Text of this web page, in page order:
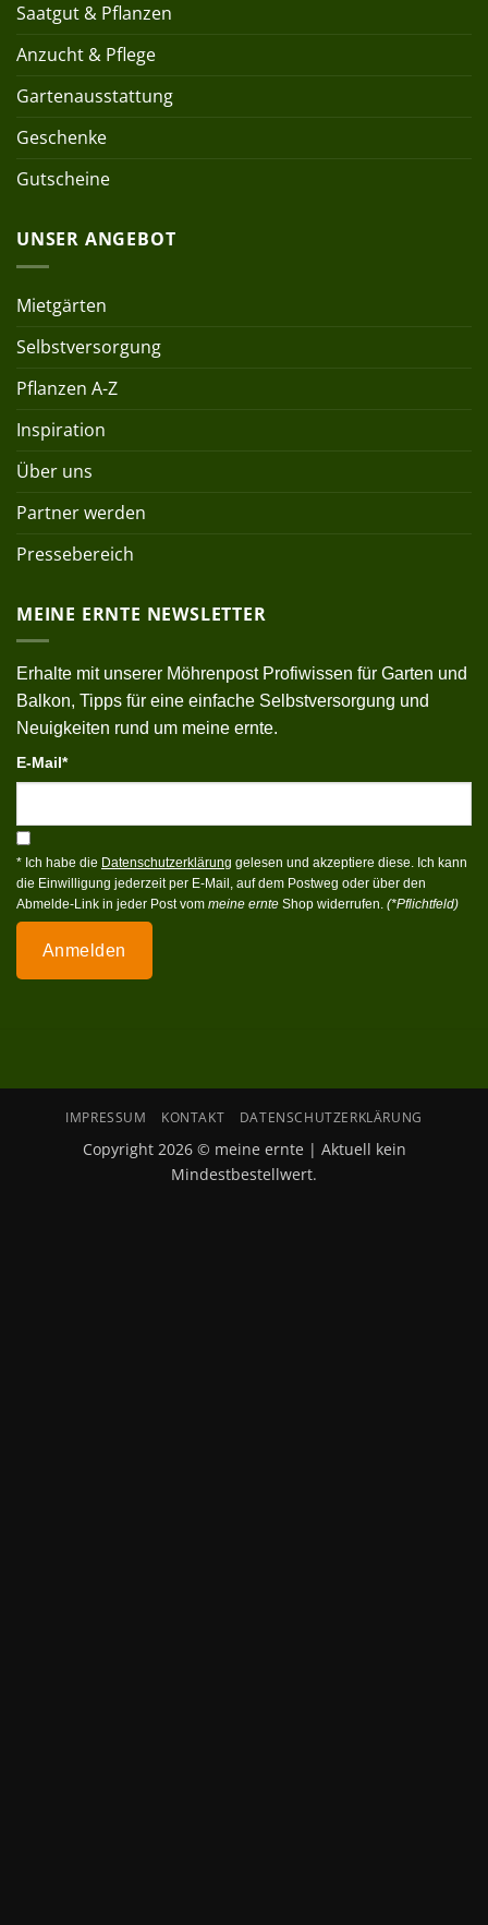
Saatgut & Pflanzen
Anzucht & Pflege
Gartenausstattung
Geschenke
Gutscheine
UNSER ANGEBOT
Mietgärten
Selbstversorgung
Pflanzen A-Z
Inspiration
Über uns
Partner werden
Pressebereich
MEINE ERNTE NEWSLETTER
Erhalte mit unserer Möhrenpost Profiwissen für Garten und
Balkon, Tipps für eine einfache Selbstversorgung und
Neuigkeiten rund um meine ernte.
E-Mail*
* Ich habe die Datenschutzerklärung gelesen und akzeptiere diese. Ich kann
die Einwilligung jederzeit per E-Mail, auf dem Postweg oder über den
Abmelde-Link in jeder Post vom meine ernte Shop widerrufen. (*Pflichtfeld)
Anmelden
IMPRESSUM KONTAKT DATENSCHUTZERKLÄRUNG
Copyright 2026 © meine ernte | Aktuell kein
Mindestbestellwert.